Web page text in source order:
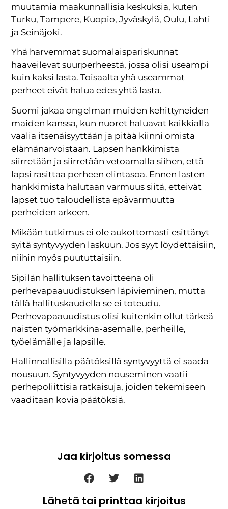
muutamia maakunnallisia keskuksia, kuten
Turku, Tampere, Kuopio, Jyväskylä, Oulu, Lahti
ja Seinäjoki.
Yhä harvemmat suomalaispariskunnat
haaveilevat suurperheestä, jossa olisi useampi
kuin kaksi lasta. Toisaalta yhä useammat
perheet eivät halua edes yhtä lasta.
Suomi jakaa ongelman muiden kehittyneiden
maiden kanssa, kun nuoret haluavat kaikkialla
vaalia itsenäisyyttään ja pitää kiinni omista
elämänarvoistaan. Lapsen hankkimista
siirretään ja siirretään vetoamalla siihen, että
lapsi rasittaa perheen elintasoa. Ennen lasten
hankkimista halutaan varmuus siitä, etteivät
lapset tuo taloudellista epävarmuutta
perheiden arkeen.
Mikään tutkimus ei ole aukottomasti esittänyt
syitä syntyvyyden laskuun. Jos syyt löydettäisiin,
niihin myös puututtaisiin.
Sipilän hallituksen tavoitteena oli
perhevapaauudistuksen läpivieminen, mutta
tällä hallituskaudella se ei toteudu.
Perhevapaauudistus olisi kuitenkin ollut tärkeä
naisten työmarkkina-asemalle, perheille,
työelämälle ja lapsille.
Hallinnollisilla päätöksillä syntyvyyttä ei saada
nousuun. Syntyvyyden nouseminen vaatii
perhepoliittisia ratkaisuja, joiden tekemiseen
vaaditaan kovia päätöksiä.
Jaa kirjoitus somessa
Lähetä tai printtaa kirjoitus